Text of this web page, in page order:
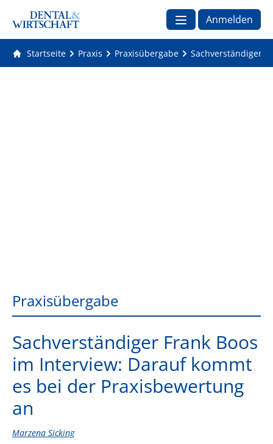
Anmelden
Startseite Praxis Praxisübergabe Sachverständiger
Praxisübergabe
Sachverständiger Frank Boos
im Interview: Darauf kommt
es bei der Praxisbewertung
an
Marzena Sicking